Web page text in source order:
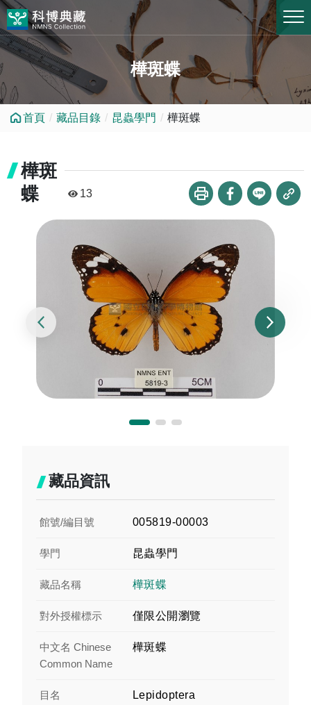
跳到中央內容區塊
樺斑蝶
首頁 藏品目錄 昆蟲學門 樺斑蝶
樺斑
蝶
13
藏品資訊
館號/編目號 005819-00003
學門 昆蟲學門
藏品名稱 樺斑蝶
對外授權標示 僅限公開瀏覽
中文名 Chinese
Common Name
樺斑蝶
目名 Lepidoptera